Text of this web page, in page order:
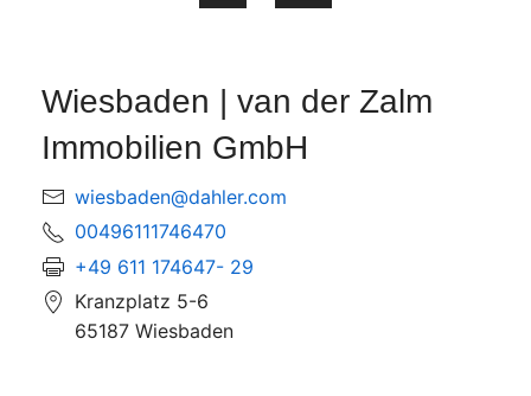
Wiesbaden | van der Zalm
Immobilien GmbH
wiesbaden@dahler.com
00496111746470
+49 611 174647- 29
Kranzplatz 5-6
65187 Wiesbaden